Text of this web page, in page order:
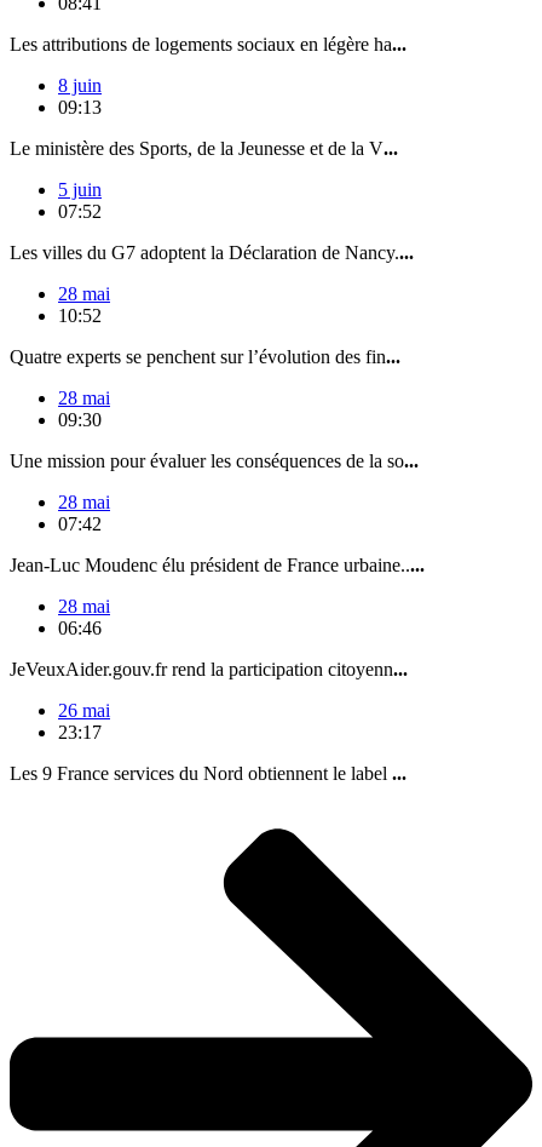
Les attributions de logements sociaux en légère ha...
8 juin
09:13
Le ministère des Sports, de la Jeunesse et de la V...
5 juin
07:52
Les villes du G7 adoptent la Déclaration de Nancy....
28 mai
10:52
Quatre experts se penchent sur l’évolution des fin...
28 mai
09:30
Une mission pour évaluer les conséquences de la so...
28 mai
07:42
Jean-Luc Moudenc élu président de France urbaine.....
28 mai
06:46
JeVeuxAider.gouv.fr rend la participation citoyenn...
26 mai
23:17
Les 9 France services du Nord obtiennent le label ...